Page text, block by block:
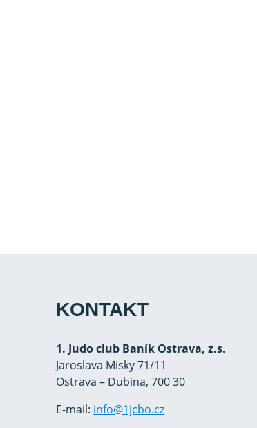
KONTAKT
1. Judo club Baník Ostrava, z.s.
Jaroslava Misky 71/11
Ostrava – Dubina, 700 30
E-mail: info@1jcbo.cz